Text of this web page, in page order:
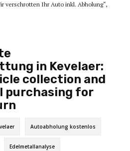
verschrotten Ihr Auto inkl. Abholung“,
in Kevelaer:
collection and
purchasing for
Autoabholung kostenlos
Edelmetallanalyse